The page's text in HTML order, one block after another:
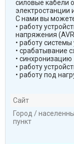
силовые кабели
электростанции
С нами вы
• работу
напряжения
• работу
• срабатывание
• синхронизацию
• работу
• работу под
Сайт
Город /
пункт